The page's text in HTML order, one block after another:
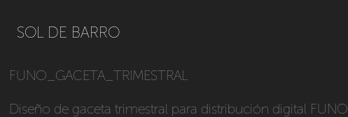
SOL DE BARRO
FUNO_GACETA_TRIMESTRAL
Diseño de gaceta trimestral para distribución digital FUNO